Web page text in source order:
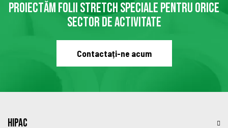
PROIECTĂM FOLII STRETCH SPECIALE PENTRU ORICE
SECTOR DE ACTIVITATE
Contactați-ne acum
HIPAC